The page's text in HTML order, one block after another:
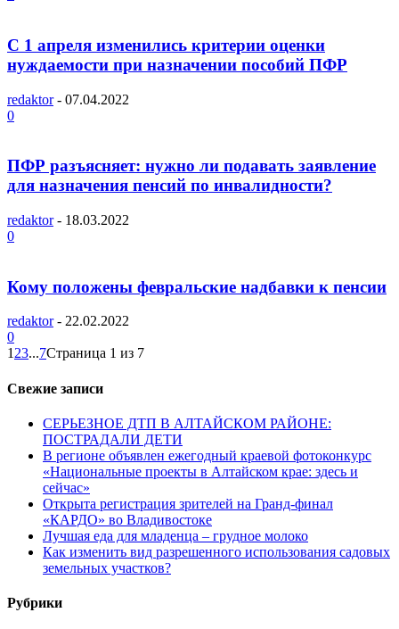
С 1 апреля изменились критерии оценки
нуждаемости при назначении пособий ПФР
redaktor - 07.04.2022
0
ПФР разъясняет: нужно ли подавать заявление
для назначения пенсий по инвалидности?
redaktor - 18.03.2022
0
Кому положены февральские надбавки к пенсии
redaktor - 22.02.2022
0
123...7Страница 1 из 7
Свежие записи
СЕРЬЕЗНОЕ ДТП В АЛТАЙСКОМ РАЙОНЕ:
ПОСТРАДАЛИ ДЕТИ
В регионе объявлен ежегодный краевой фотоконкурс
«Национальные проекты в Алтайском крае: здесь и
сейчас»
Открыта регистрация зрителей на Гранд-финал
«КАРДО» во Владивостоке
Лучшая еда для младенца – грудное молоко
Как изменить вид разрешенного использования садовых
земельных участков?
Рубрики